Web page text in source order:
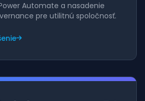
Automate a nasadenie
pre utilitnú spoločnosť.